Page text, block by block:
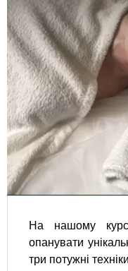
На нашому
опанувати
три потужні